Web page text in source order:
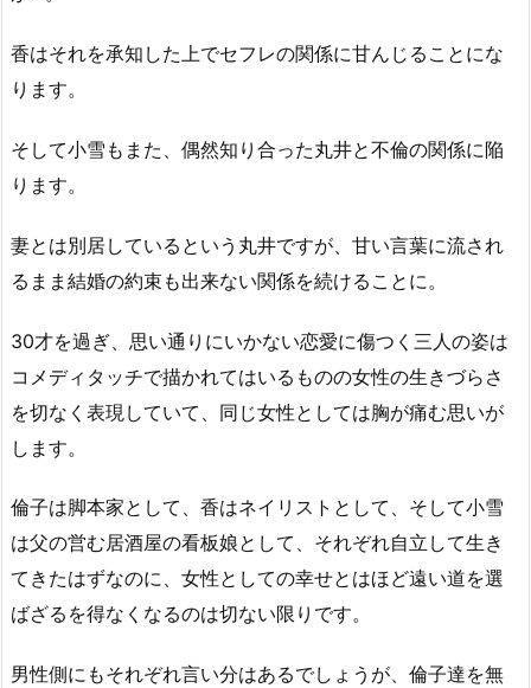
香はそれを承知した上でセフレの関係に甘んじることにな
ります。
そして小雪もまた、偶然知り合った丸井と不倫の関係に陥
ります。
妻とは別居しているという丸井ですが、甘い言葉に流され
るまま結婚の約束も出来ない関係を続けることに。
30才を過ぎ、思い通りにいかない恋愛に傷つく三人の姿は
コメディタッチで描かれてはいるものの女性の生きづらさ
を切なく表現していて、同じ女性としては胸が痛む思いが
します。
倫子は脚本家として、香はネイリストとして、そして小雪
は父の営む居酒屋の看板娘として、それぞれ自立して生き
てきたはずなのに、女性としての幸せとはほど遠い道を選
ばざるを得なくなるのは切ない限りです。
男性側にもそれぞれ言い分はあるでしょうが、倫子達を無